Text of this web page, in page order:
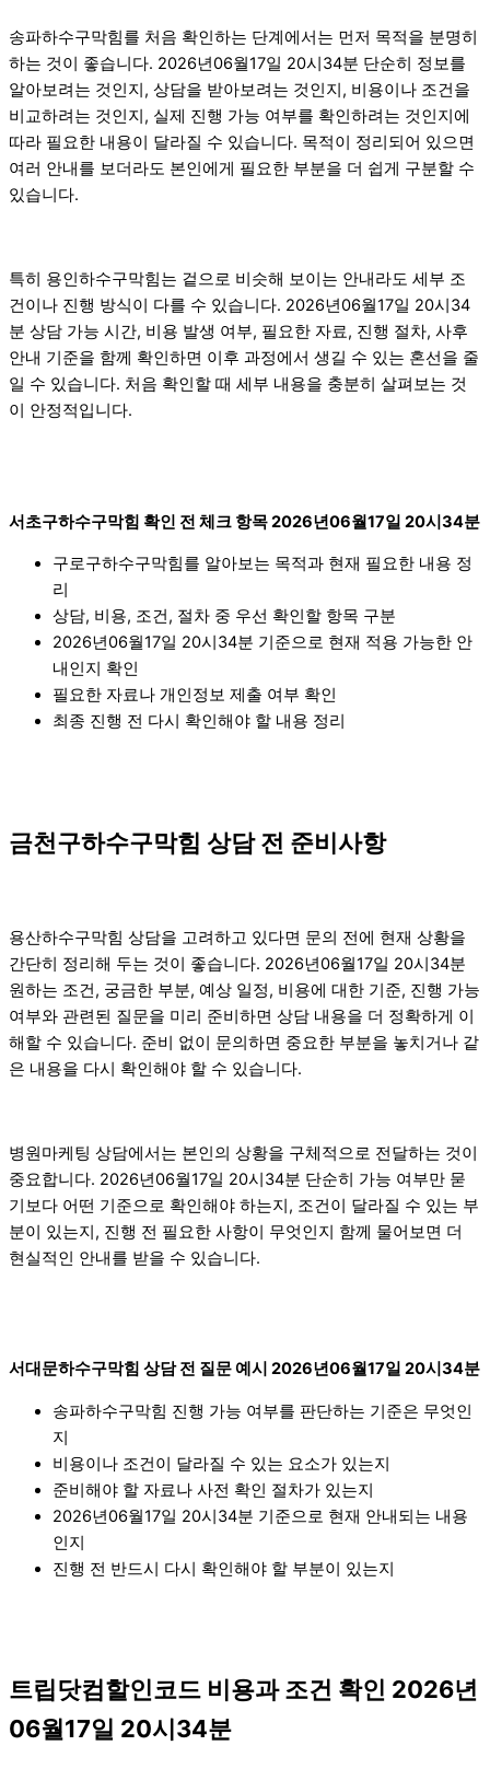
송파하수구막힘를 처음 확인하는 단계에서는 먼저 목적을 분명히
하는 것이 좋습니다. 2026년06월17일 20시34분 단순히 정보를
알아보려는 것인지, 상담을 받아보려는 것인지, 비용이나 조건을
비교하려는 것인지, 실제 진행 가능 여부를 확인하려는 것인지에
따라 필요한 내용이 달라질 수 있습니다. 목적이 정리되어 있으면
여러 안내를 보더라도 본인에게 필요한 부분을 더 쉽게 구분할 수
있습니다.
특히 용인하수구막힘는 겉으로 비슷해 보이는 안내라도 세부 조
건이나 진행 방식이 다를 수 있습니다. 2026년06월17일 20시34
분 상담 가능 시간, 비용 발생 여부, 필요한 자료, 진행 절차, 사후
안내 기준을 함께 확인하면 이후 과정에서 생길 수 있는 혼선을 줄
일 수 있습니다. 처음 확인할 때 세부 내용을 충분히 살펴보는 것
이 안정적입니다.
서초구하수구막힘 확인 전 체크 항목 2026년06월17일 20시34분
구로구하수구막힘를 알아보는 목적과 현재 필요한 내용 정
리
상담, 비용, 조건, 절차 중 우선 확인할 항목 구분
2026년06월17일 20시34분 기준으로 현재 적용 가능한 안
내인지 확인
필요한 자료나 개인정보 제출 여부 확인
최종 진행 전 다시 확인해야 할 내용 정리
금천구하수구막힘 상담 전 준비사항
용산하수구막힘 상담을 고려하고 있다면 문의 전에 현재 상황을
간단히 정리해 두는 것이 좋습니다. 2026년06월17일 20시34분
원하는 조건, 궁금한 부분, 예상 일정, 비용에 대한 기준, 진행 가능
여부와 관련된 질문을 미리 준비하면 상담 내용을 더 정확하게 이
해할 수 있습니다. 준비 없이 문의하면 중요한 부분을 놓치거나 같
은 내용을 다시 확인해야 할 수 있습니다.
병원마케팅 상담에서는 본인의 상황을 구체적으로 전달하는 것이
중요합니다. 2026년06월17일 20시34분 단순히 가능 여부만 묻
기보다 어떤 기준으로 확인해야 하는지, 조건이 달라질 수 있는 부
분이 있는지, 진행 전 필요한 사항이 무엇인지 함께 물어보면 더
현실적인 안내를 받을 수 있습니다.
서대문하수구막힘 상담 전 질문 예시 2026년06월17일 20시34분
송파하수구막힘 진행 가능 여부를 판단하는 기준은 무엇인
지
비용이나 조건이 달라질 수 있는 요소가 있는지
준비해야 할 자료나 사전 확인 절차가 있는지
2026년06월17일 20시34분 기준으로 현재 안내되는 내용
인지
진행 전 반드시 다시 확인해야 할 부분이 있는지
트립닷컴할인코드 비용과 조건 확인 2026년
06월17일 20시34분